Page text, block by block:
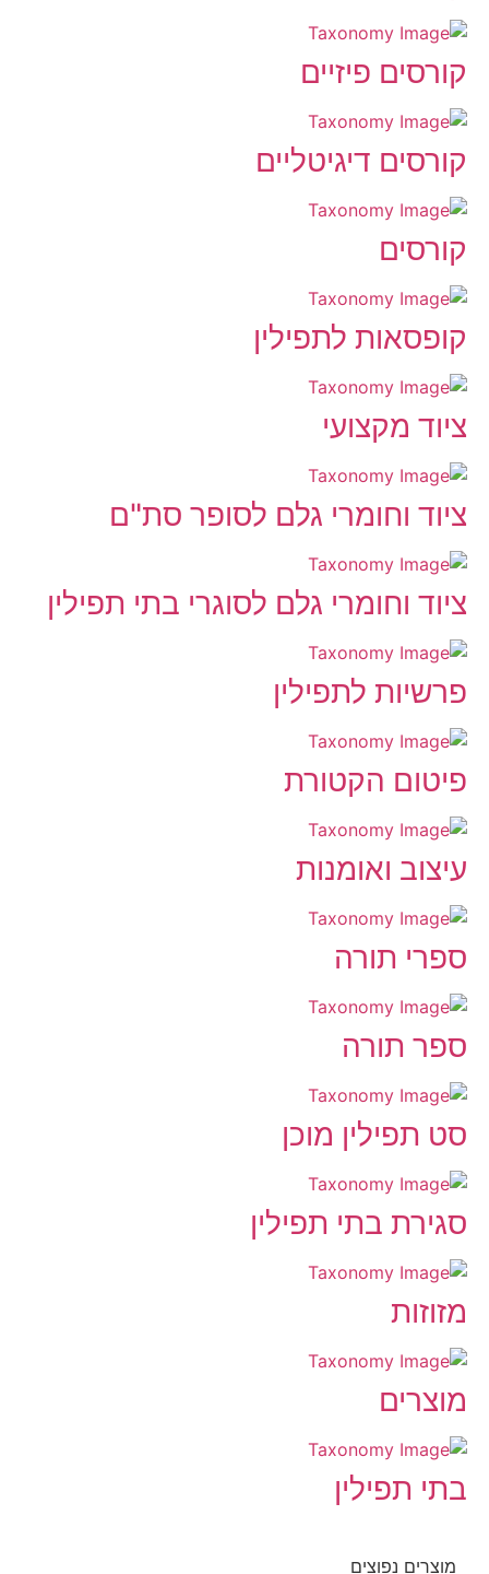
קורסים פיזיים
קורסים דיגיטליים
קורסים
קופסאות לתפילין
ציוד מקצועי
ציוד וחומרי גלם לסופר סת"ם
ציוד וחומרי גלם לסוגרי בתי תפילין
פרשיות לתפילין
פיטום הקטורת
עיצוב ואומנות
ספרי תורה
ספר תורה
סט תפילין מוכן
סגירת בתי תפילין
מזוזות
מוצרים
בתי תפילין
מוצרים נפוצים